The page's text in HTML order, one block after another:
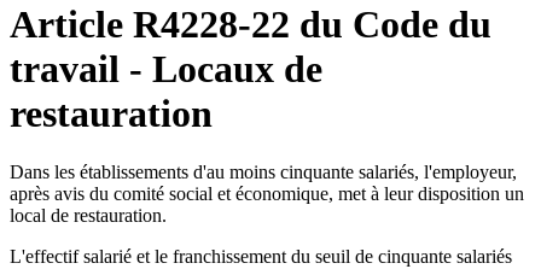
Article R4228-22 du Code du
travail - Locaux de
restauration
Dans les établissements d'au moins cinquante salariés, l'employeur,
après avis du comité social et économique, met à leur disposition un
local de restauration.
L'effectif salarié et le franchissement du seuil de cinquante salariés